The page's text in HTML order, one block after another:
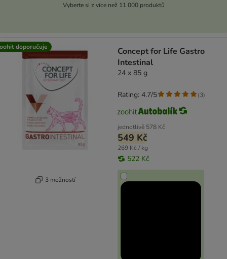
Vyberte si z více než 11 000 produktů
doporučuje
3 možností
Concept for Life Gastro
Intestinal
24 x 85 g
jednotlivě 578 Kč
549 Kč
269 Kč / kg
522 Kč
Rating: 4.7/5 (3)